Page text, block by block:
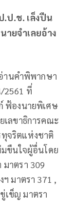
ป.ช. เล็งปืน
ยจำเลยอ้าง
านคำพิพากษา
2561 ที่
ฟ้องนายพิเศษ
ลขาธิการคณะ
จริตแห่งชาติ
ขืนใจผู้อื่นโดย
าตรา 309
มาตรา 371 ,
เข็ญ มาตรา